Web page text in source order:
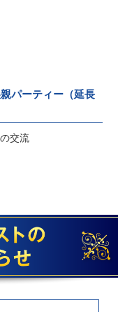
パーティー（延長
交流